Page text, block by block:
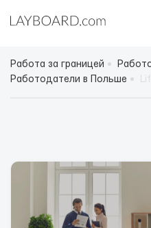
Работа за границей
Работодатели в Польше